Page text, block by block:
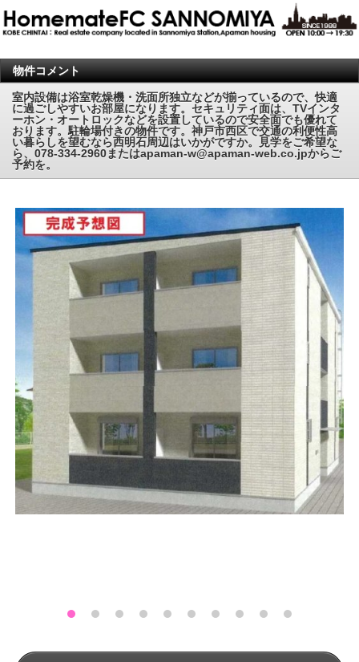
物件コメント
室内設備は浴室乾燥機・洗面所独立などが揃っているので、快適
に過ごしやすいお部屋になります。セキュリティ面は、TVインタ
ーホン・オートロックなどを設置しているので安全面でも優れて
おります。駐輪場付きの物件です。神戸市西区で交通の利便性高
い暮らしを望むなら西明石周辺はいかがですか。見学をご希望な
ら、078-334-2960またはapaman-w@apaman-web.co.jpからご
予約を。